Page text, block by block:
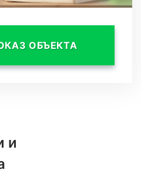
а также в
ОБЪЕКТА
и